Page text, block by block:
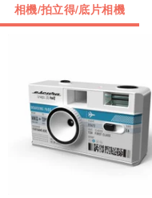
相機/拍立得/底片相機